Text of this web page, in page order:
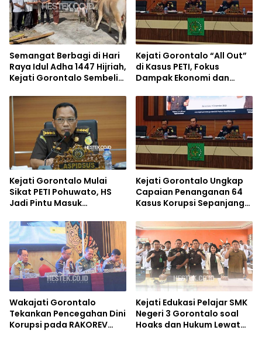
Semangat Berbagi di Hari
Raya Idul Adha 1447 Hijriah,
Kejati Gorontalo Sembelih
Kejati Gorontalo “All Out”
di Kasus PETI, Fokus
Dampak Ekonomi dan
Kejati Gorontalo Mulai
Sikat PETI Pohuwato, HS
Jadi Pintu Masuk
Kejati Gorontalo Ungkap
Capaian Penanganan 64
Kasus Korupsi Sepanjang
Wakajati Gorontalo
Tekankan Pencegahan Dini
Korupsi pada RAKOREV
Kejati Edukasi Pelajar SMK
Negeri 3 Gorontalo soal
Hoaks dan Hukum Lewat